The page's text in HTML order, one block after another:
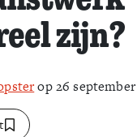
zijn?
op 26